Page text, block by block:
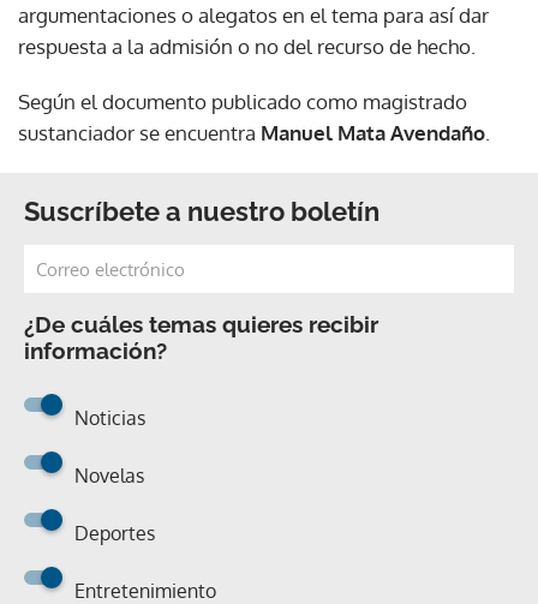
argumentaciones o alegatos en el tema para así dar
respuesta a la admisión o no del recurso de hecho.
Según el documento publicado como magistrado
sustanciador se encuentra Manuel Mata Avendaño
Suscríbete a nuestro boletín
¿De cuáles temas quieres recibir
información?
Noticias
Novelas
Deportes
Entretenimiento